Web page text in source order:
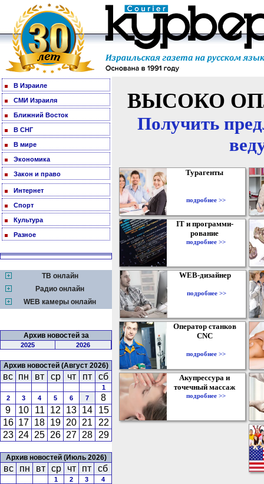
В Израиле
СМИ Израиля
Ближний Восток
В СНГ
В мире
Экономика
Закон и право
Интернет
Спорт
Культура
Разное
ТВ онлайн
Радио онлайн
WEB камеры онлайн
Архив новостей за
2025 2026
Архив новостей (Август 2026)
вс пн вт ср чт пт сб
1
2
3 4 5 6 7
8
9
10 11 12 13 14
15
16 17 18 19 20 21
22
23 24 25 26 27 28 29
Архив новостей (Июль 2026)
вс пн вт ср чт пт сб
1 2 3
4
ВЫСОКО
Получить
Турагенты
подробнее >>
IT и программи-
рование
подробнее >>
WEB-дизайнер
подробнее >>
Оператор станков
CNC
подробнее >>
Акупрессура и
точечный массаж
подробнее >>